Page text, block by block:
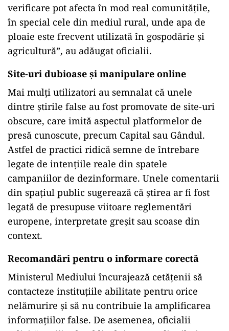
verificare pot afecta în mod real comunitățile,
în special cele din mediul rural, unde apa de
ploaie este frecvent utilizată în gospodărie și
agricultură”, au adăugat oficialii.
Site-uri dubioase și manipulare online
Mai mulți utilizatori au semnalat că unele
dintre știrile false au fost promovate de site-uri
obscure, care imită aspectul platformelor de
presă cunoscute, precum Capital sau Gândul.
Astfel de practici ridică semne de întrebare
legate de intențiile reale din spatele
campaniilor de dezinformare. Unele comentarii
din spațiul public sugerează că știrea ar fi fost
legată de presupuse viitoare reglementări
europene, interpretate greșit sau scoase din
context.
Recomandări pentru o informare corectă
Ministerul Mediului încurajează cetățenii să
contacteze instituțiile abilitate pentru orice
nelămurire și să nu contribuie la amplificarea
informațiilor false. De asemenea, oficialii